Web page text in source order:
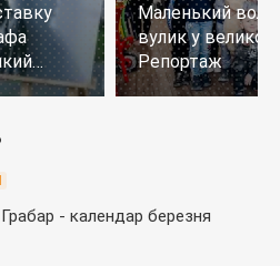
Маленький
вулик у
Репортаж
- календар березня